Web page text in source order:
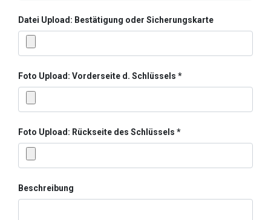
Datei Upload: Bestätigung oder Sicherungskarte
Foto Upload: Vorderseite d. Schlüssels
Foto Upload: Rückseite des Schlüssels
Beschreibung